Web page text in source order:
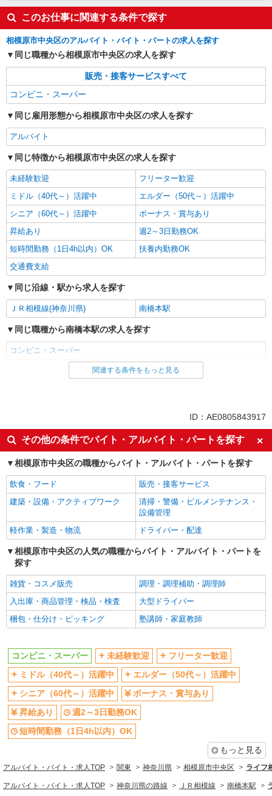
このお仕事に関連する条件で探す
相模原市中央区のアルバイト・バイト・パートの求人を探す
同じ職種から相模原市中央区の求人を探す
販売・接客サービスすべて
コンビニ・スーパー
同じ雇用形態から相模原市中央区の求人を探す
アルバイト
同じ特徴から相模原市中央区の求人を探す
未経験歓迎
フリーター歓迎
ミドル（40代～）活躍中
エルダー（50代～）活躍中
シニア（60代～）活躍中
ボーナス・賞与あり
昇給あり
週2～3日勤務OK
短時間勤務（1日4h以内）OK
扶養内勤務OK
交通費支給
同じ沿線・駅から求人を探す
ＪＲ相模線(神奈川県) 南橋本駅
同じ職種から南橋本駅の求人を探す
コンビニ・スーパー
同じ雇用形態から南橋本駅の求人を探す
未経験歓迎
フリーター歓迎
ミドル（40代～）活躍中
エルダー（50代～）活躍中
シニア（60代～）活躍中
ボーナス・賞与あり
昇給あり
週2～3日勤務OK
短時間勤務（1日4h以内）OK
扶養内勤務OK
交通費支給
コンビニ・スーパー
同じ特徴から求人を探す
未経験歓迎
ミドル（40代～）活躍中
短時間勤務（1日4h以内）OK
扶養内勤務OK
交通費支給
関連する条件をもっと見る
ID：AE0805843917
その他の条件でバイト・アルバイト・パートを探す
相模原市中央区の職種からバイト・アルバイト・パートを探す
飲食・フード
販売・接客サービス
建築・設備・アクティブワーク
清掃・警備・ビルメンテナンス・
設備管理
軽作業・製造・物流
ドライバー・配達
相模原市中央区の人気の職種からバイト・アルバイト・パートを
探す
雑貨・コスメ販売
調理・調理補助・調理師
入出庫・商品管理・検品・検査
大型ドライバー
梱包・仕分け・ピッキング
塾講師・家庭教師
コンビニ・スーパー 未経験歓迎
フリーター歓迎
ミドル（40代～）活躍中
エルダー（50代～）活躍中
シニア（60代～）活躍中
ボーナス・賞与あり
昇給あり
週2～3日勤務OK
短時間勤務（1日4h以内）OK
もっと見る
アルバイト・バイト・求人TOP 関東 神奈川県 相模原市中央区 ライフ
アルバイト・バイト・求人TOP 神奈川県の路線 ＪＲ相模線 南橋本駅